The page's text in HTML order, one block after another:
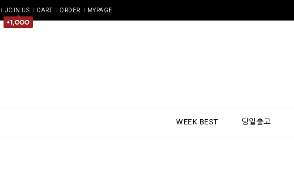
JOIN US CART ORDER MYPAGE
WEEK BEST 당일출고